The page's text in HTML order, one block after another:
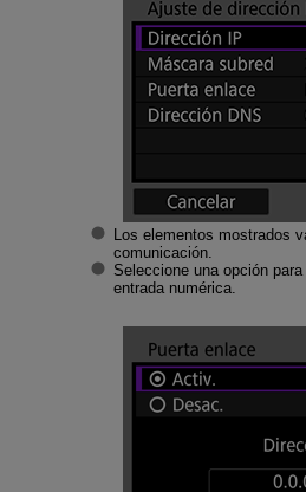
Los elementos mostrados
comunicación.
Seleccione una opción
entrada numérica.